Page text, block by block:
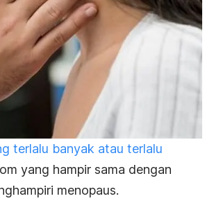
terlalu banyak atau terlalu
yang hampir sama dengan
menopaus.